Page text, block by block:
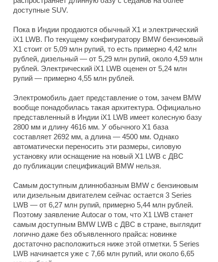
доступные SUV.
Пока в Индии продаются обычный X1 и электрический
iX1 LWB. По текущему конфигуратору BMW бензиновый
X1 стоит от 5,09 млн рупий, то есть примерно 4,42 млн
рублей, дизельный — от 5,29 млн рупий, около 4,59 млн
рублей. Электрический iX1 LWB оценен от 5,24 млн
рупий — примерно 4,55 млн рублей.
Электромобиль дает представление о том, зачем BMW
вообще понадобилась такая архитектура. Официально
представленный в Индии iX1 LWB имеет колесную базу
2800 мм и длину 4616 мм. У обычного X1 база
составляет 2692 мм, а длина — 4500 мм. Однако
автоматически переносить эти размеры, силовую
установку или оснащение на новый X1 LWB с ДВС
до публикации спецификаций BMW нельзя.
Самым доступным длиннобазным BMW с бензиновым
или дизельным двигателем сейчас остается 3 Series
LWB — от 6,27 млн рупий, примерно 5,44 млн рублей.
Поэтому заявление Autocar о том, что X1 LWB станет
самым доступным BMW LWB с ДВС в стране, выглядит
логично даже без объявленного прайса: новинке
достаточно расположиться ниже этой отметки. 5 Series
LWB начинается уже с 7,66 млн рупий, или около 6,65